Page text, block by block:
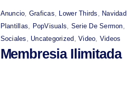
Anuncio Graficas Lower Thirds Navidad,
Plantillas
PopVisuals Serie De Sermon
Sociales
Uncategorized ,Video Videos
Membresia Ilimitada